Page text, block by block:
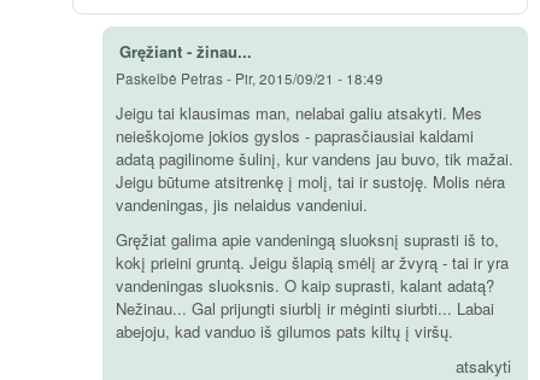
Gręžiant - žinau...
Paskelbė Petras- Pir, 2015/09/21 - 18:49
Jeigu tai klausimas man, nelabai galiu atsakyti. Mes
neieškojome jokios gyslos - paprasčiausiai kaldami
adatą pagilinome šulinį, kur vandens jau buvo, tik mažai.
Jeigu būtume atsitrenkę į molį, tai ir sustoję. Molis nėra
vandeningas, jis nelaidus vandeniui.
Gręžiat galima apie vandeningą sluoksnį suprasti iš to,
kokį prieini gruntą. Jeigu šlapią smėlį ar žvyrą - tai ir yra
vandeningas sluoksnis. O kaip suprasti, kalant adatą?
Nežinau... Gal prijungti siurblį ir mėginti siurbti... Labai
abejoju, kad vanduo iš gilumos pats kiltų į viršų.
atsakyti